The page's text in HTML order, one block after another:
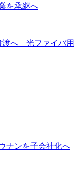
を承継へ
渡へ 光ファイバ用
ナンを子会社化へ